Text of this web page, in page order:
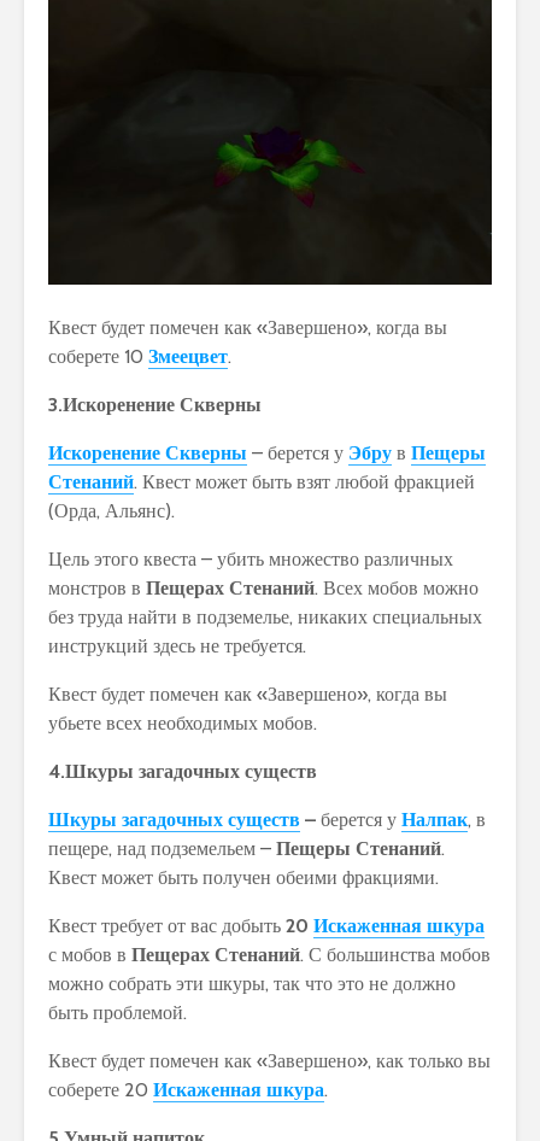
Квест будет помечен как «Завершено», когда вы
соберете 10 Змеецвет.
3.Искоренение Скверны
Искоренение Скверны – берется у Эбру в Пещеры
Стенаний. Квест может быть взят любой фракцией
(Орда, Альянс).
Цель этого квеста – убить множество различных
монстров в Пещерах Стенаний. Всех мобов можно
без труда найти в подземелье, никаких специальных
инструкций здесь не требуется.
Квест будет помечен как «Завершено», когда вы
убьете всех необходимых мобов.
4.Шкуры загадочных существ
Шкуры загадочных существ – берется у Налпак, в
пещере, над подземельем – Пещеры Стенаний.
Квест может быть получен обеими фракциями.
Квест требует от вас добыть 20 Искаженная шкура
с мобов в Пещерах Стенаний. С большинства мобов
можно собрать эти шкуры, так что это не должно
быть проблемой.
Квест будет помечен как «Завершено», как только вы
соберете 20 Искаженная шкура.